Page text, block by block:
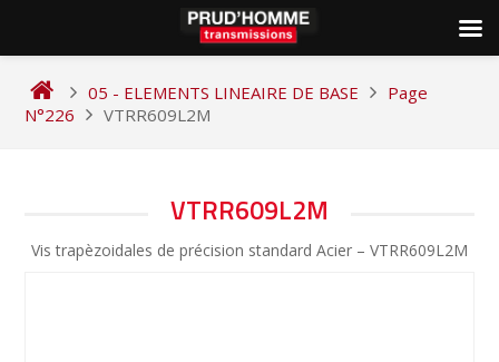
content
05 - ELEMENTS LINEAIRE DE BASE
Page
N°226
VTRR609L2M
VTRR609L2M
Vis trapèzoidales de précision standard Acier – VTRR609L2M
DE